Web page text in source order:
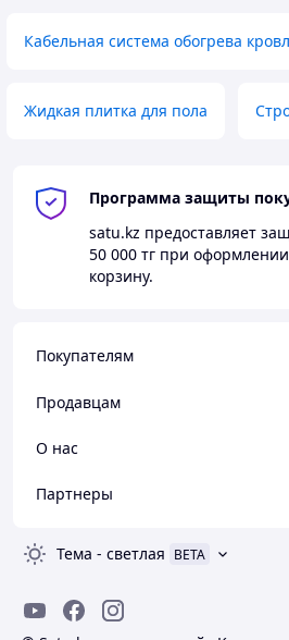
Кабельная система обогрева
Жидкая плитка для пола
Программа защиты
satu.kz предоставляет
50 000 тг при оформлении
корзину.
Покупателям
Продавцам
О нас
Партнеры
Тема - светлая BETA